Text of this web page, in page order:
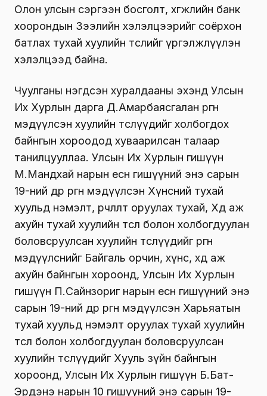
Олон улсын сэргээн босголт, хөгжлийн банк
хоорондын Зээлийн хэлэлцээрийг соёрхон
батлах тухай хуулийн төслийг үргэлжлүүлэн
хэлэлцээд байна.
Чуулганы нэгдсэн хуралдааны эхэнд Улсын
Их Хурлын дарга Д.Амарбаясгалан өргөн
мэдүүлсэн хуулийн төслүүдийг холбогдох
байнгын хороодод хуваарилсан талаар
танилцууллаа. Улсын Их Хурлын гишүүн
М.Мандхай нарын есөн гишүүний энэ сарын
19-ний өдөр өргөн мэдүүлсэн Хүнсний тухай
хуульд нэмэлт, өөрчлөлт оруулах тухай, Хөдөө аж
ахуйн тухай хуулийн төсөл болон холбогдуулан
боловсруулсан хуулийн төслүүдийг өргөн
мэдүүлснийг Байгаль орчин, хүнс, хөдөө аж
ахуйн байнгын хороонд, Улсын Их Хурлын
гишүүн П.Сайнзориг нарын есөн гишүүний энэ
сарын 19-ний өдөр өргөн мэдүүлсэн Харьяатын
тухай хуульд нэмэлт оруулах тухай хуулийн
төсөл болон холбогдуулан боловсруулсан
хуулийн төслүүдийг Хууль зүйн байнгын
хороонд, Улсын Их Хурлын гишүүн Б.Бат-
Эрдэнэ нарын 10 гишүүний энэ сарын 19-